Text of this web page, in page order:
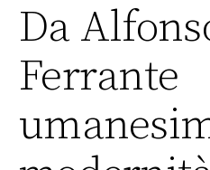
Da
Ferrante